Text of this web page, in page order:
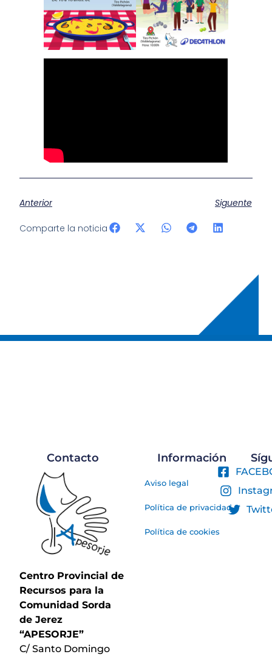
Anterior Siguente
Comparte la noticia
Contacto
Centro Provincial de
Recursos para la
Comunidad Sorda
de Jerez
“APESORJE”
C/ Santo Domingo
Información
Aviso legal
Política de privacidad
Política de cookies